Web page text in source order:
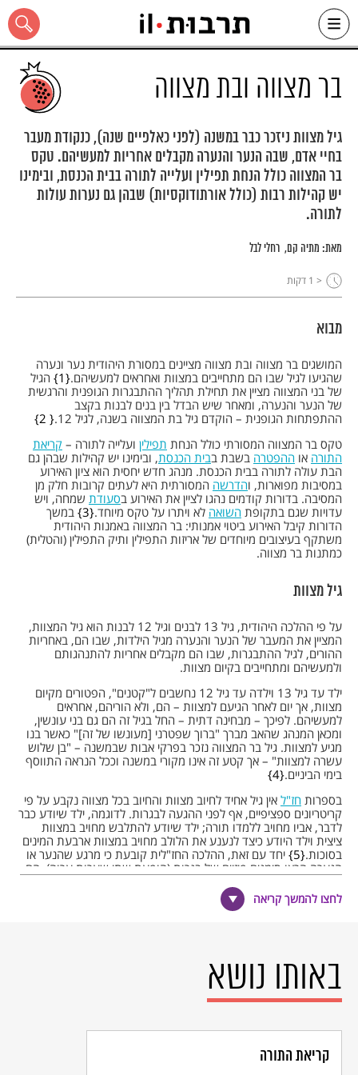
Skip
content
כל האתר
בר מצווה ובת מצווה
גיל מצוות ניזכר כבר במשנה (לפני כאלפיים שנה), כנקודת מעבר
בחיי אדם, שבה הנער והנערה מקבלים אחריות למעשיהם. טקס
בר המצווה כולל הנחת תפילין ועלייה לתורה בבית הכנסת, ובימינו
יש קהילות רבות (כולל אורתודוקסיות) שבהן גם נערות עולות
לתורה.
מאת: מתיה קם רחלי לבל
< 1 דקות
מבוא
המושגים בר מצווה ובת מצווה מציינים במסורת היהודית נער ונערה
שהגיעו לגיל שבו הם מתחייבים במצוות ואחראים למעשיהם. 1 הגיל
של בני המצווה מציין את תחילת תהליך ההתבגרות הגופנית והרגשית
של הנער והנערה, ומאחר שיש הבדל בין בנים לבנות בקצב
ההתפתחות הגופנית – הוקדם גיל בת המצווה בשנה, לגיל 12.
טקס בר המצווה המסורתי כולל הנחת תפילין ועלייה לתורה – קריאת
התורה או ההפטרה בשבת בבית הכנסת, ובימינו יש קהילות שבהן גם
הבת עולה לתורה בבית הכנסת. מנהג חדש יחסית הוא ציון האירוע
במסיבות מפוארות, והדרשה המסורתית היא לעתים קרובות חלק מן
המסיבה. בדורות קודמים נהגו לציין את האירוע בסעודת שמחה, ויש
עדויות שגם בתקופת השואה לא ויתרו על טקס מיוחד. 3 במשך
הדורות קיבל האירוע ביטוי אמנותי: בר המצווה באמנות היהודית
משתקף בעיצובים מיוחדים של אריזות התפילין ותיק התפילין (והטלית)
כמתנות בר מצווה.
גיל מצוות
על פי ההלכה היהודית, גיל 13 לבנים וגיל 12 לבנות הוא גיל המצוות,
המציין את המעבר של הנער והנערה מגיל הילדות, שבו הם, באחריות
ההורים, לגיל ההתבגרות, שבו הם מקבלים אחריות להתנהגותם
ולמעשיהם ומתחייבים בקיום מצוות.
ילד עד גיל 13 וילדה עד גיל 12 נחשבים ל"קטנים", הפטורים מקיום
מצוות, אך יום לאחר הגיעם למצוות – הם, ולא הוריהם, אחראים
למעשיהם. לפיכך – מבחינה דתית – החל בגיל זה הם גם בני עונשין,
ומכאן המנהג שהאב מברך "ברוך שפטרני [מעונשו של זה]" כאשר בנו
מגיע למצוות. גיל בר המצווה נזכר בפרקי אבות שבמשנה – "בן שלוש
עשרה למצוות" – אך קטע זה אינו מקורי במשנה וככל הנראה התווסף
בימי הביניים. 4
בספרות חז"ל אין גיל אחיד לחיוב מצוות והחיוב בכל מצווה נקבע על פי
קריטריונים ספציפיים, אף לפני ההגעה לבגרות. לדוגמה, ילד שיודע כבר
לדבר, אביו מחויב ללמדו תורה; ילד שיודע להתלבש מחויב במצוות
ציצית וילד היודע כיצד לנענע את הלולב מחויב במצוות ארבעת המינים
בסוכות. 5 יחד עם זאת, ההלכה החז"לית קובעת כי מרגע שהנער או
הנערה הראו סימנים פיזיים של בגרות (הופעת שתי שערות ערוה), הם
הגילאים 12 לילדה ו-13 לילד נזכרים בספרות התנאית כנקודת
התבגרות בהקשרים ספציפיים, אך לא כנקודת מעבר מוחלטת מילדות
הנראה לגיל 12, כבר הופיעו בה סימני בגרות פיזיים.
את הצורך לבדוק את ההתבגרות הפיזית של כל נער ונערה ופתחה את
לבנים). 9 המושג "בר מצווה" במשמעותו המקובלת בימינו מופיע רק
לחצו להמשך קריאה
באותו נושא
קריאת התורה